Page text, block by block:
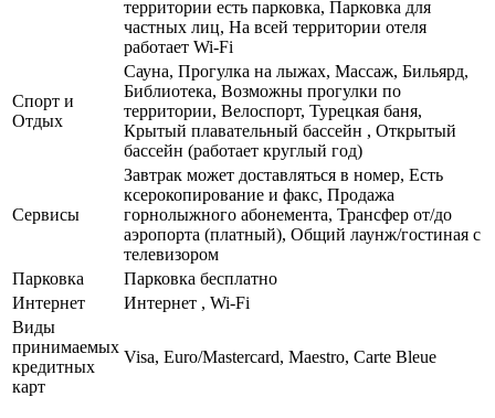
территории есть парковка, Парковка для
частных лиц, На всей территории отеля
работает Wi-Fi
Спорт и
Отдых
Сауна, Прогулка на лыжах, Массаж, Бильярд,
Библиотека, Возможны прогулки по
территории, Велоспорт, Турецкая баня,
Крытый плавательный бассейн , Открытый
бассейн (работает круглый год)
Сервисы
Завтрак может доставляться в номер, Есть
ксерокопирование и факс, Продажа
горнолыжного абонемента, Трансфер от/до
аэропорта (платный), Общий лаунж/гостиная с
телевизором
Парковка
Парковка бесплатно
Интернет
Интернет , Wi-Fi
Виды
принимаемых
кредитных
карт
Visa, Euro/Mastercard, Maestro, Carte Bleue